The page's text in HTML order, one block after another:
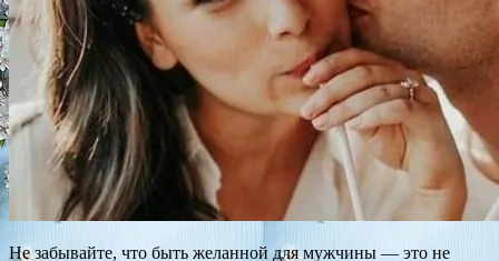
Не забывайте, что быть желанной для мужчины — это не